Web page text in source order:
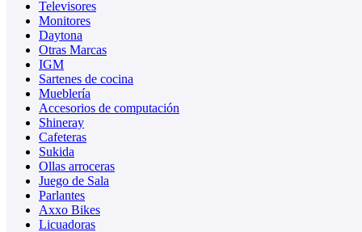
Televisores
Monitores
Daytona
Otras Marcas
IGM
Sartenes de cocina
Mueblería
Accesorios de computación
Shineray
Cafeteras
Sukida
Ollas arroceras
Juego de Sala
Parlantes
Axxo Bikes
Licuadoras